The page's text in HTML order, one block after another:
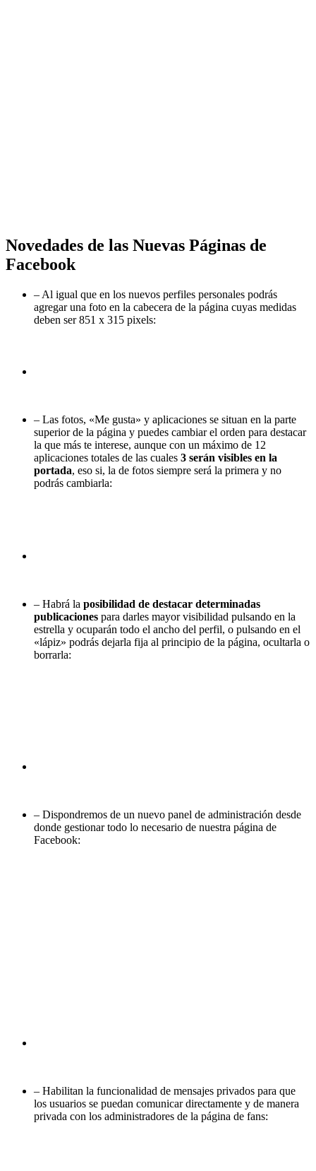
Novedades de las Nuevas Páginas de
Facebook
– Al igual que en los nuevos perfiles personales podrás
agregar una foto en la cabecera de la página cuyas medidas
deben ser 851 x 315 pixels:
– Las fotos, «Me gusta» y aplicaciones se situan en la parte
superior de la página y puedes cambiar el orden para destacar
la que más te interese, aunque con un máximo de 12
aplicaciones totales de las cuales 3 serán visibles en la
portada, eso si, la de fotos siempre será la primera y no
podrás cambiarla:
– Habrá la posibilidad de destacar determinadas
publicaciones para darles mayor visibilidad pulsando en la
estrella y ocuparán todo el ancho del perfil, o pulsando en el
«lápiz» podrás dejarla fija al principio de la página, ocultarla o
borrarla:
– Dispondremos de un nuevo panel de administración desde
donde gestionar todo lo necesario de nuestra página de
Facebook:
– Habilitan la funcionalidad de mensajes privados para que
los usuarios se puedan comunicar directamente y de manera
privada con los administradores de la página de fans: